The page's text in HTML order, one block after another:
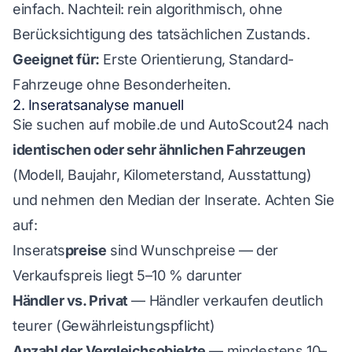
einfach. Nachteil: rein algorithmisch, ohne
Berücksichtigung des tatsächlichen Zustands.
Geeignet für: Erste Orientierung, Standard-
Fahrzeuge ohne Besonderheiten.
2. Inseratsanalyse manuell
Sie suchen auf mobile.de und AutoScout24 nach
identischen oder sehr ähnlichen Fahrzeugen
(Modell, Baujahr, Kilometerstand, Ausstattung)
und nehmen den Median der Inserate. Achten Sie
auf:
Inseratspreise sind Wunschpreise — der
Verkaufspreis liegt 5–10 % darunter
Händler vs. Privat — Händler verkaufen deutlich
teurer (Gewährleistungspflicht)